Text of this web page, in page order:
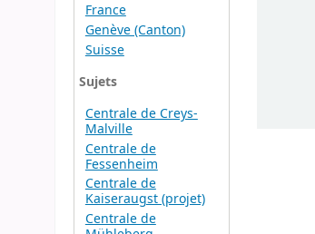
France
Genève (Canton)
Suisse
Sujets
Centrale de Creys-
Malville
Centrale de
Fessenheim
Centrale de
Kaiseraugst (projet)
Centrale de